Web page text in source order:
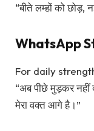
“बीते लम्हों को छोड़,
WhatsApp
For daily
“अब पीछे मुड़कर नहीं
मेरा वक्त आगे है।”